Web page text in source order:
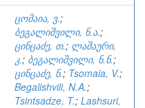
ცომაია, ვ.;
ბეგალიშვილი, ნ.ა.;
ცინცაძე, თ.; ლაშაური,
კ.; ბეგალიშვილი, ნ.ნ.;
ცინცაძე, ნ.; Tsomaia, V.;
Begalishvili, N.A.;
Tsintsadze, T.; Lashsuri,